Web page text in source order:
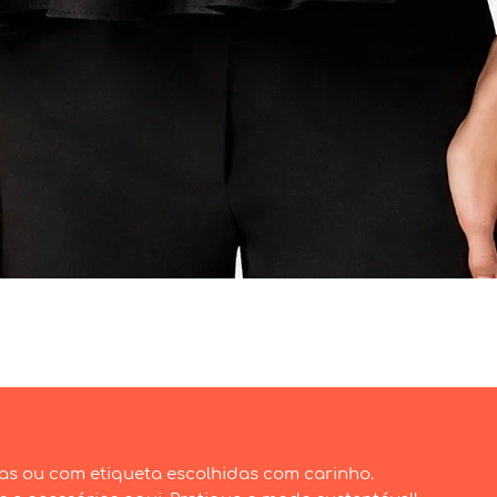
ou com etiqueta escolhidas com carinho.